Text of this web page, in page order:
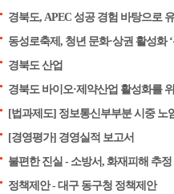
경북도, APEC 성공 경험 바탕으로
동성로축제, 청년 문화·상권 활성화
경북도 산업
경북도 바이오·제약산업 활성화를
[법과제도] 정보통신부부분 시중 노
[경영평가] 경영실적 보고서
불편한 진실 - 소방서, 화재피해 추정
정책제안 - 대구 동구청 정책제안